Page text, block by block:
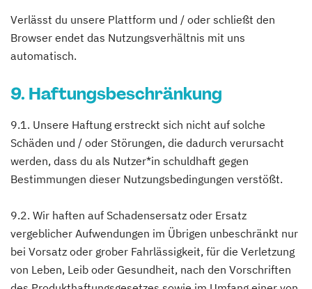
Verlässt du unsere Plattform und / oder schließt den
Browser endet das Nutzungsverhältnis mit uns
automatisch.
9. Haftungsbeschränkung
9.1. Unsere Haftung erstreckt sich nicht auf solche
Schäden und / oder Störungen, die dadurch verursacht
werden, dass du als Nutzer*in schuldhaft gegen
Bestimmungen dieser Nutzungsbedingungen verstößt.
9.2. Wir haften auf Schadensersatz oder Ersatz
vergeblicher Aufwendungen im Übrigen unbeschränkt nur
bei Vorsatz oder grober Fahrlässigkeit, für die Verletzung
von Leben, Leib oder Gesundheit, nach den Vorschriften